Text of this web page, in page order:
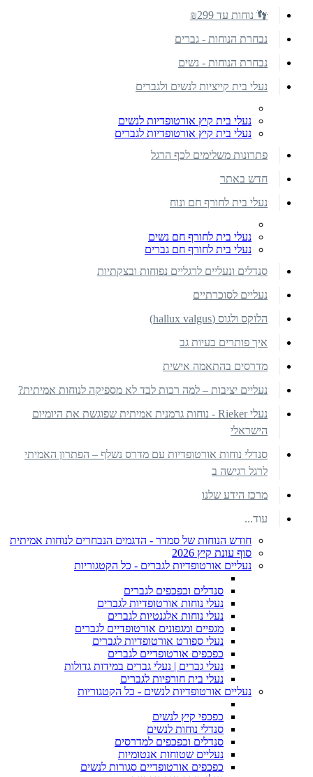
👣 נוחות עד ₪299
נבחרת הנוחות - גברים
נבחרת הנוחות - נשים
נעלי בית קייציות לנשים ולגברים
נעלי בית קיץ אורטופדיות לנשים
נעלי בית קיץ אורטופדיות לגברים
פתרונות משלימים לכף הרגל
חדש באתר
נעלי בית לחורף חם ונוח
נעלי בית לחורף חם נשים
נעלי בית לחורף חם גברים
סנדלים ונעליים לרגליים נפוחות ובצקתיות
נעליים לסוכרתיים
הלוקס ולגוס (hallux valgus)
איך פותרים בעיות גב
מדרסים בהתאמה אישית
נעליים יציבות – למה רכות לבד לא מספיקה לנוחות אמיתית?
נעלי Rieker - נוחות גרמנית אמיתית שפוגשת את היומיום
הישראלי
סנדלי נוחות אורטופדיות עם מדרס נשלף – הפתרון האמיתי
לרגל רגישה ב
מרכז הידע שלנו
עוד...
חודש הנוחות של סמדר - הדגמים הנבחרים לנוחות אמיתית
סוף עונת קיץ 2026
נעליים אורטופדיות לגברים - כל הקטגוריות
סנדלים וכפכפים לגברים
נעלי נוחות אורטופדיות לגברים
נעלי נוחות אלגנטיות לגברים
מגפיים ומגפונים אורטופדיים לגברים
נעלי ספורט אורטופדיות לגברים
כפכפים אורטופדיים לגברים
נעלי גברים | נעלי גברים במידות גדולות
נעלי בית חורפיות לגברים
נעליים אורטופדיות לנשים - כל הקטגוריות
כפכפי קיץ לנשים
סנדלי נוחות לנשים
סנדלים וכפכפים למדרסים
נעליים שטוחות אנטומיות
כפכפים אורטופדיים סגורות לנשים